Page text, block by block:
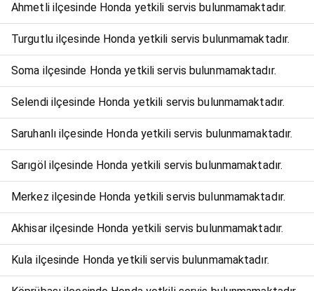
Ahmetli ilçesinde Honda yetkili servis bulunmamaktadır.
Turgutlu ilçesinde Honda yetkili servis bulunmamaktadır.
Soma ilçesinde Honda yetkili servis bulunmamaktadır.
Selendi ilçesinde Honda yetkili servis bulunmamaktadır.
Saruhanlı ilçesinde Honda yetkili servis bulunmamaktadır.
Sarıgöl ilçesinde Honda yetkili servis bulunmamaktadır.
Merkez ilçesinde Honda yetkili servis bulunmamaktadır.
Akhisar ilçesinde Honda yetkili servis bulunmamaktadır.
Kula ilçesinde Honda yetkili servis bulunmamaktadır.